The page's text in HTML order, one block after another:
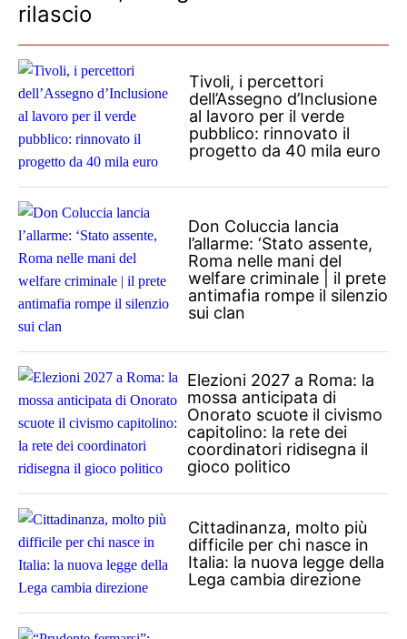
rilascio
Tivoli, i percettori
dell’Assegno d’Inclusione
al lavoro per il verde
pubblico: rinnovato il
progetto da 40 mila euro
Don Coluccia lancia
l’allarme: ‘Stato assente,
Roma nelle mani del
welfare criminale | il prete
antimafia rompe il silenzio
sui clan
Elezioni 2027 a Roma: la
mossa anticipata di
Onorato scuote il civismo
capitolino: la rete dei
coordinatori ridisegna il
gioco politico
Cittadinanza, molto più
difficile per chi nasce in
Italia: la nuova legge della
Lega cambia direzione